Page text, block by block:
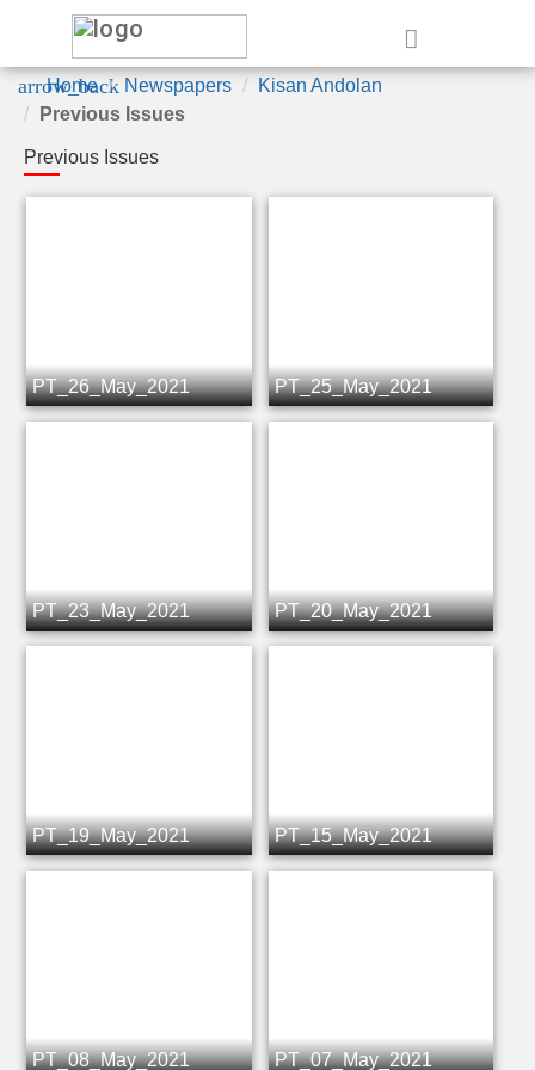
arrow_back
Home Newspapers
Kisan Andolan
Previous Issues
Previous Issues
PT_26_May_2021 PT_25_May_2021
PT_23_May_2021 PT_20_May_2021
PT_19_May_2021 PT_15_May_2021
PT_08_May_2021 PT_07_May_2021